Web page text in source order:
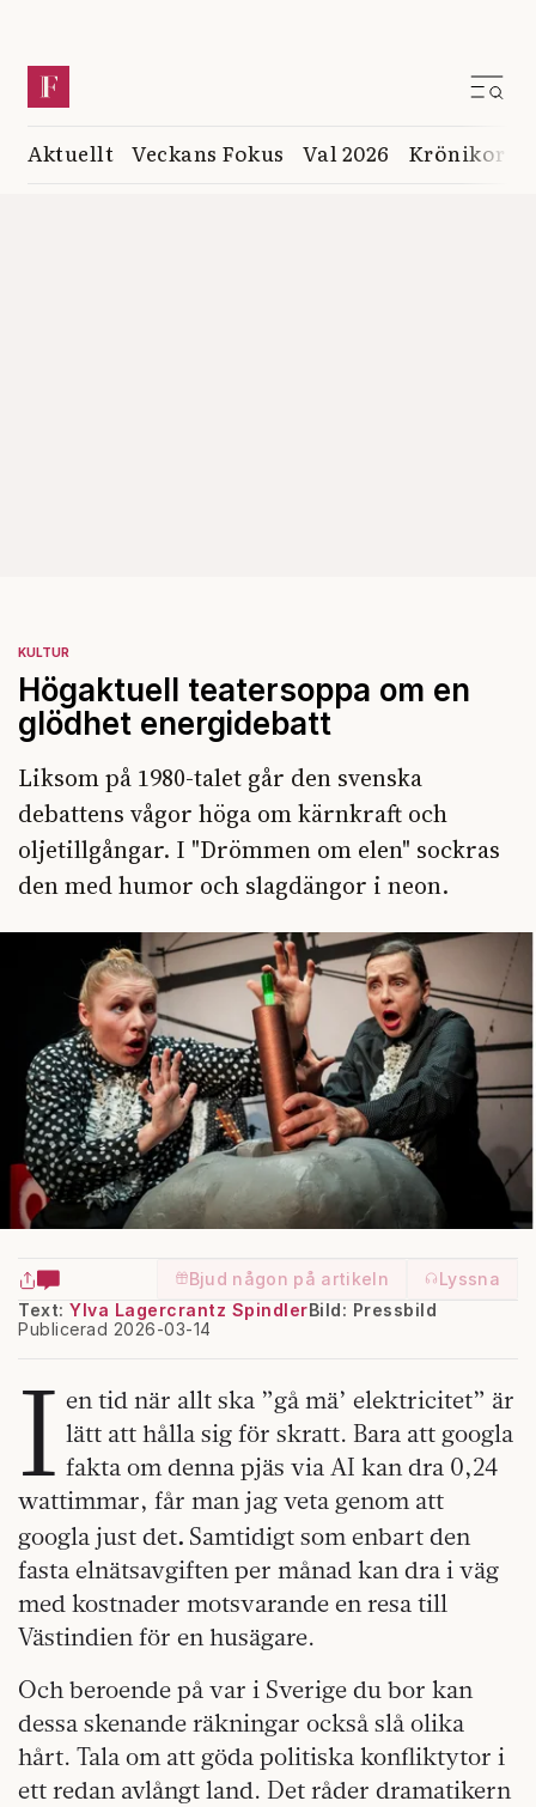
Aktuellt Veckans Fokus Val 2026 Krönikor
KULTUR
Högaktuell teatersoppa om en
glödhet energidebatt
Liksom på 1980-talet går den svenska
debattens vågor höga om kärnkraft och
oljetillgångar. I "Drömmen om elen" sockras
den med humor och slagdängor i neon.
Bjud någon på artikeln
Lyssna
Text: Ylva Lagercrantz Spindler
Publicerad 2026-03-14
Bild: Pressbild
I en tid när allt ska ”gå mä’ elektricitet” är
lätt att hålla sig för skratt. Bara att googla
fakta om denna pjäs via AI kan dra 0,24
wattimmar, får man jag veta genom att
googla just det. Samtidigt som enbart den
fasta elnätsavgiften per månad kan dra i väg
med kostnader motsvarande en resa till
Västindien för en husägare.
Och beroende på var i Sverige du bor kan
dessa skenande räkningar också slå olika
hårt. Tala om att göda politiska konfliktytor i
ett redan avlångt land. Det råder dramatikern